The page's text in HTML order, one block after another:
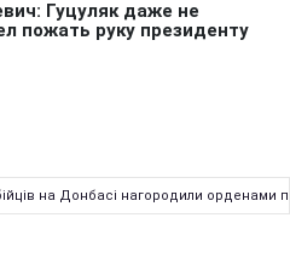
на Донбасі нагородили орденами